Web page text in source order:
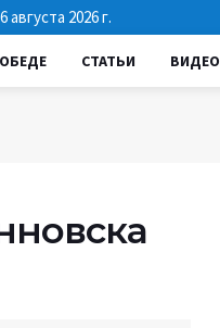
августа 2026 г.
СТАТЬИ ВИДЕО